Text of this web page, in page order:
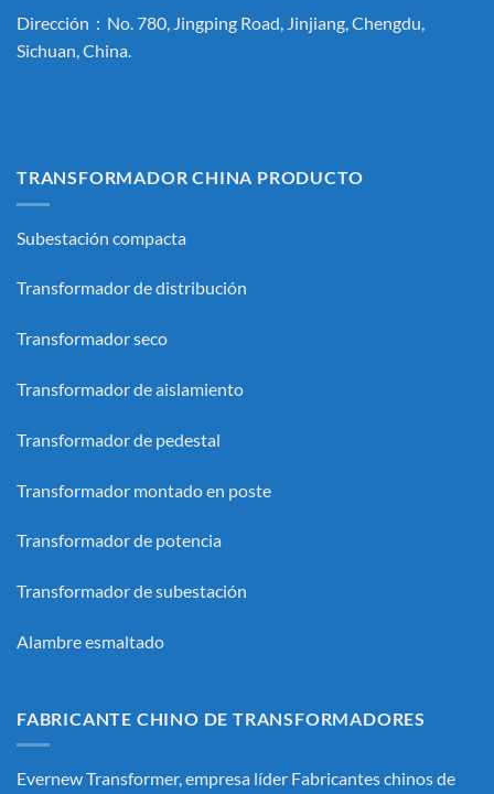
Dirección：No. 780, Jingping Road, Jinjiang, Chengdu,
Sichuan, China.
TRANSFORMADOR CHINA PRODUCTO
Subestación compacta
Transformador de distribución
Transformador seco
Transformador de aislamiento
Transformador de pedestal
Transformador montado en poste
Transformador de potencia
Transformador de subestación
Alambre esmaltado
FABRICANTE CHINO DE TRANSFORMADORES
Evernew Transformer, empresa líder Fabricantes chinos de